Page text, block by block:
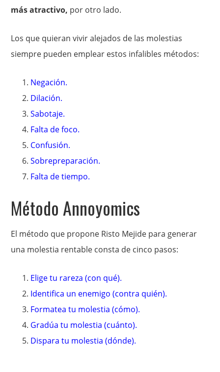
más atractivo, por otro lado.
Los que quieran vivir alejados de las molestias
siempre pueden emplear estos infalibles métodos:
Negación.
Dilación.
Sabotaje.
Falta de foco.
Confusión.
Sobrepreparación.
Falta de tiempo.
Método Annoyomics
El método que propone Risto Mejide para generar
una molestia rentable consta de cinco pasos:
Elige tu rareza (con qué).
Identifica un enemigo (contra quién).
Formatea tu molestia (cómo).
Gradúa tu molestia (cuánto).
Dispara tu molestia (dónde).